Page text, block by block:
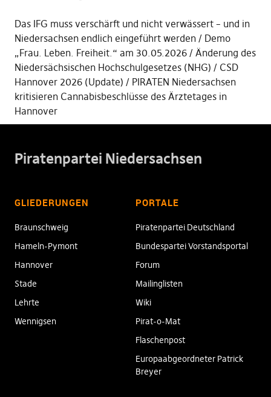
Das IFG muss verschärft und nicht verwässert – und in
Niedersachsen endlich eingeführt werden
Demo
„Frau. Leben. Freiheit.“ am 30.05.2026
Änderung des
Niedersächsischen Hochschulgesetzes (NHG)
CSD
Hannover 2026 (Update)
PIRATEN Niedersachsen
kritisieren Cannabisbeschlüsse des Ärztetages in
Hannover
Piratenpartei Niedersachsen
GLIEDERUNGEN
Braunschweig
Hameln-Pymont
Hannover
Stade
Lehrte
Wennigsen
PORTALE
Piratenpartei Deutschland
Bundespartei Vorstandsportal
Forum
Mailinglisten
Wiki
Pirat-o-Mat
Flaschenpost
Europaabgeordneter Patrick
Breyer